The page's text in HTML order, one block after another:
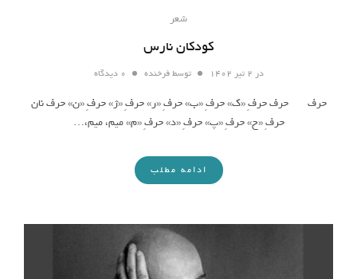
شعر
کودکان نارس
در توسطفرخنده ۰ دیدگاه
حرف حرف حرفِ «ک» حرفِ «ب» حرفِ «ر» حرفِ «ژ» حرفِ «ن» حرف نان
حرفِ «ح» حرفِ «پ» حرفِ «د» حرفِ «م» میم، میم،…
ادامه مطلب